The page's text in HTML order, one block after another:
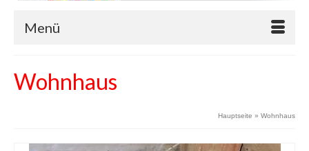
Menü
Wohnhaus
Hauptseite » Wohnhaus